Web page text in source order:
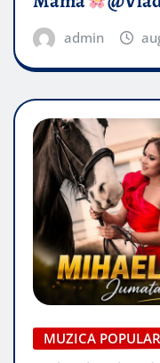
admin
MUZICA